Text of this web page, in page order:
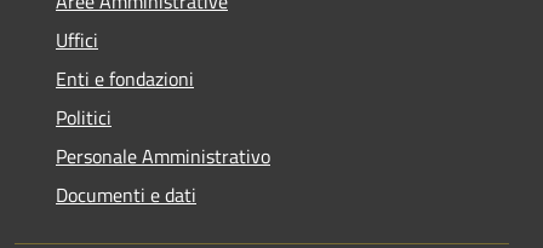
Uffici
Enti e fondazioni
Politici
Personale Amministrativo
Documenti e dati